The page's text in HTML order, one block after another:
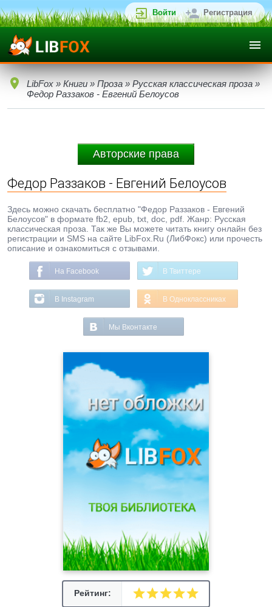
Войти Регистрация
LibFox » Книги » Проза » Русская классическая проза »
Федор Раззаков - Евгений Белоусов
Авторские права
Федор Раззаков - Евгений Белоусов
Здесь можно скачать бесплатно "Федор Раззаков - Евгений
Белоусов" в формате fb2, epub, txt, doc, pdf. Жанр: Русская
классическая проза. Так же Вы можете читать книгу онлайн без
регистрации и SMS на сайте LibFox.Ru (ЛибФокс) или прочесть
описание и ознакомиться с отзывами.
На Facebook В Твиттере
В Instagram В Одноклассниках
Мы Вконтакте
Рейтинг: